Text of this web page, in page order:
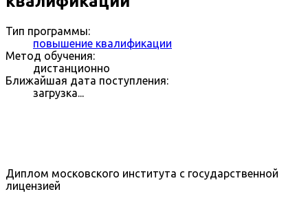
Тип программы:
повышение квалификации
Метод обучения:
дистанционно
Ближайшая дата поступления:
загрузка...
Диплом московского института с государственной
лицензией